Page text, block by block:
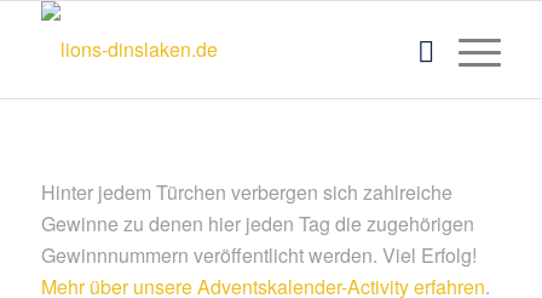
Hinter jedem Türchen verbergen sich zahlreiche
Gewinne zu denen hier jeden Tag die zugehörigen
Gewinnnummern veröffentlicht werden. Viel Erfolg!
Mehr über unsere Adventskalender-Activity erfahren.